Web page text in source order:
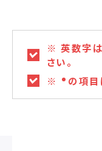
※ 英数字は
さい。
※ の項目